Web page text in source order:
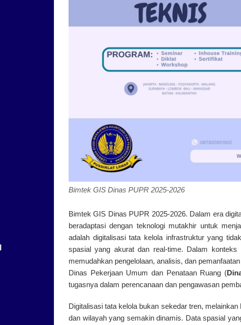
Bimtek GIS Dinas PUPR 2025-2026
Bimtek GIS Dinas PUPR 2025-2026. Dalam era
beradaptasi dengan teknologi mutakhir untuk
adalah digitalisasi tata kelola infrastruktur yang
spasial yang akurat dan real-time. Dalam konteks
memudahkan pengelolaan, analisis, dan
Dinas Pekerjaan Umum dan Penataan Ruang (
tugasnya dalam perencanaan dan pengawasan
Digitalisasi tata kelola bukan sekedar tren,
dan wilayah yang semakin dinamis. Data spasial